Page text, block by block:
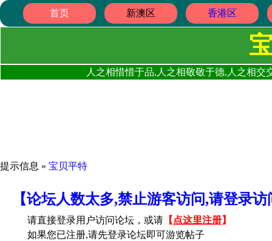
首页 新澳区 香港区
人之相惜惜于品,人之相敬敬于德,人之相
提示信息 » 宝贝平特
【论坛人数太多,禁止游客访问,请登录
请直接登录用户访问论坛，或请 【 点这里注册】
如果您已注册,请先登录论坛即可游览帖子